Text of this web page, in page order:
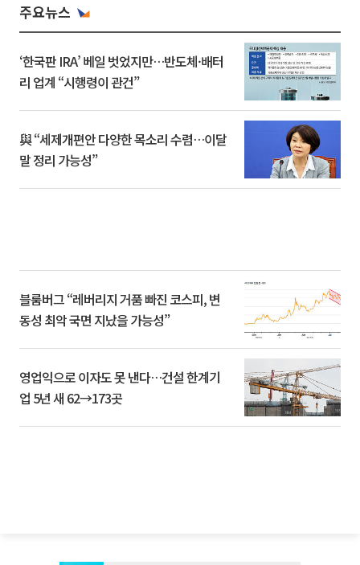
주요뉴스
‘한국판 IRA’ 베일 벗었지만…반도체·배터
리 업계 “시행령이 관건”
與 “세제개편안 다양한 목소리 수렴…이달
말 정리 가능성”
블룸버그 “레버리지 거품 빠진 코스피, 변
동성 최악 국면 지났을 가능성”
영업익으로 이자도 못 낸다…건설 한계기
업 5년 새 62→173곳